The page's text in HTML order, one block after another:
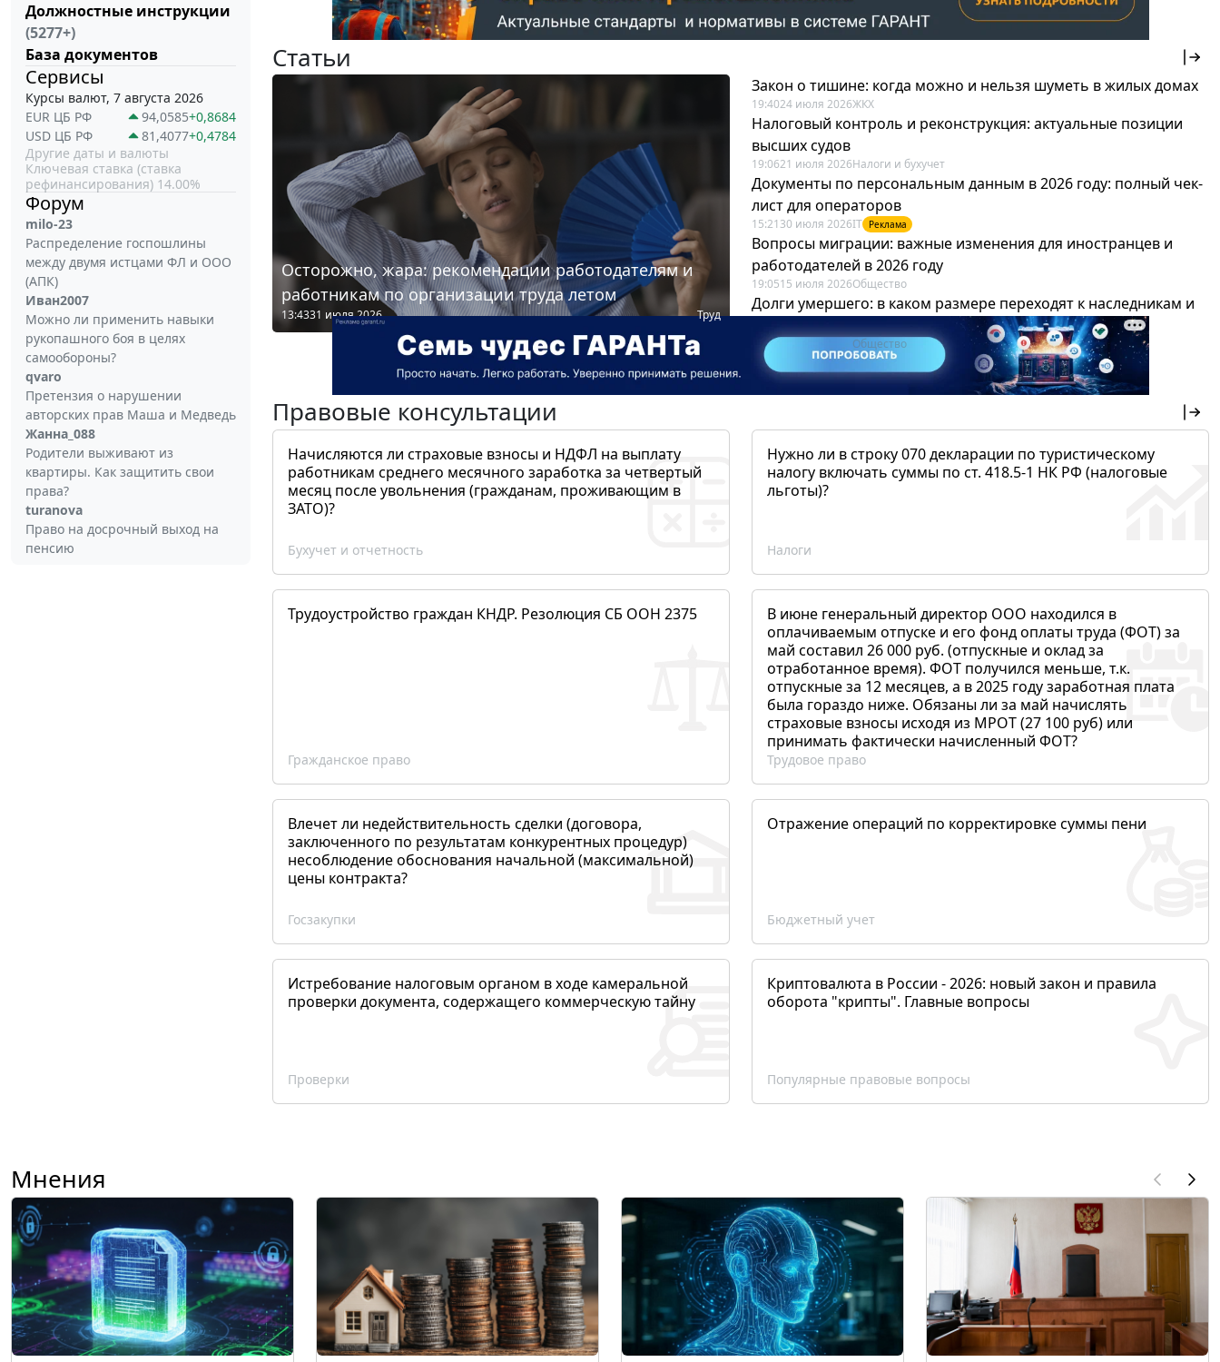
Должностные инструкции
(5277+)
База документов
Сервисы
Курсы валют, 7 августа 2026
EUR ЦБ РФ
94,0585+0,8684
USD ЦБ РФ
81,4077+0,4784
Другие даты и валюты
Ключевая ставка (ставка
рефинансирования) 14.00%
Форум
milo-23
Распределение госпошлины
между двумя истцами ФЛ и ООО
(АПК)
Иван2007
Можно ли применить навыки
рукопашного боя в целях
самообороны?
qvaro
Претензия о нарушении
авторских прав Маша и Медведь
Жанна_088
Родители выживают из
квартиры. Как защитить свои
права?
turanova
Право на досрочный выход на
пенсию
Статьи
Осторожно, жара: рекомендации работодателям и
работникам по организации труда летом
13:4331 июля 2026 Труд
Закон о тишине: когда можно и нельзя шуметь в жилых домах
19:4024 июля 2026ЖКХ
Налоговый контроль и реконструкция: актуальные позиции
высших судов
19:0621 июля 2026Налоги и бухучет
Документы по персональным данным в 2026 году: полный чек-
лист для операторов
15:21 30 июля 2026IT Реклама
Вопросы миграции: важные изменения для иностранцев и
работодателей в 2026 году
19:0515 июля 2026Общество
Долги умершего: в каком размере переходят к наследникам и
когда их можно не платить
19:43 Общество
Правовые консультации
Начисляются ли страховые взносы и НДФЛ на выплату
работникам среднего месячного заработка за четвертый
месяц после увольнения (гражданам, проживающим в
ЗАТО)?
Бухучет и отчетность
Нужно ли в строку 070 декларации по туристическому
налогу включать суммы по ст. 418.5-1 НК РФ (налоговые
льготы)?
Налоги
Трудоустройство граждан КНДР. Резолюция СБ ООН 2375
Гражданское право
В июне генеральный директор ООО находился в
оплачиваемым отпуске и его фонд оплаты труда (ФОТ) за
май составил 26 000 руб. (отпускные и оклад за
отработанное время). ФОТ получился меньше, т.к.
отпускные за 12 месяцев, а в 2025 году заработная плата
была гораздо ниже. Обязаны ли за май начислять
страховые взносы исходя из МРОТ (27 100 руб) или
принимать фактически начисленный ФОТ?
Трудовое право
Влечет ли недействительность сделки (договора,
заключенного по результатам конкурентных процедур)
несоблюдение обоснования начальной (максимальной)
цены контракта?
Госзакупки
Отражение операций по корректировке суммы пени
Бюджетный учет
Истребование налоговым органом в ходе камеральной
проверки документа, содержащего коммерческую тайну
Проверки
Криптовалюта в России - 2026: новый закон и правила
оборота "крипты". Главные вопросы
Популярные правовые вопросы
Мнения